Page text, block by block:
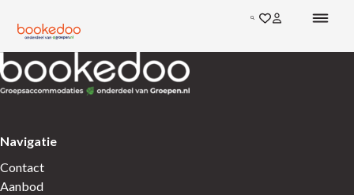
Terug naar de startpagina
Zoeken
Ga naar
Inloggen bij
Terug naar de startpagina
Navigatie
Contact
Aanbod